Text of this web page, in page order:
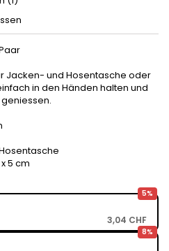
Jacken- und Hosentasche oder
in den Händen halten und
5 cm
5%
3,04 CHF
8%